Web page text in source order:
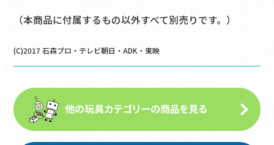
（本商品に付属するもの以外すべて別売りです。）
(C)2017 石森プロ・テレビ朝日・ADK・東映